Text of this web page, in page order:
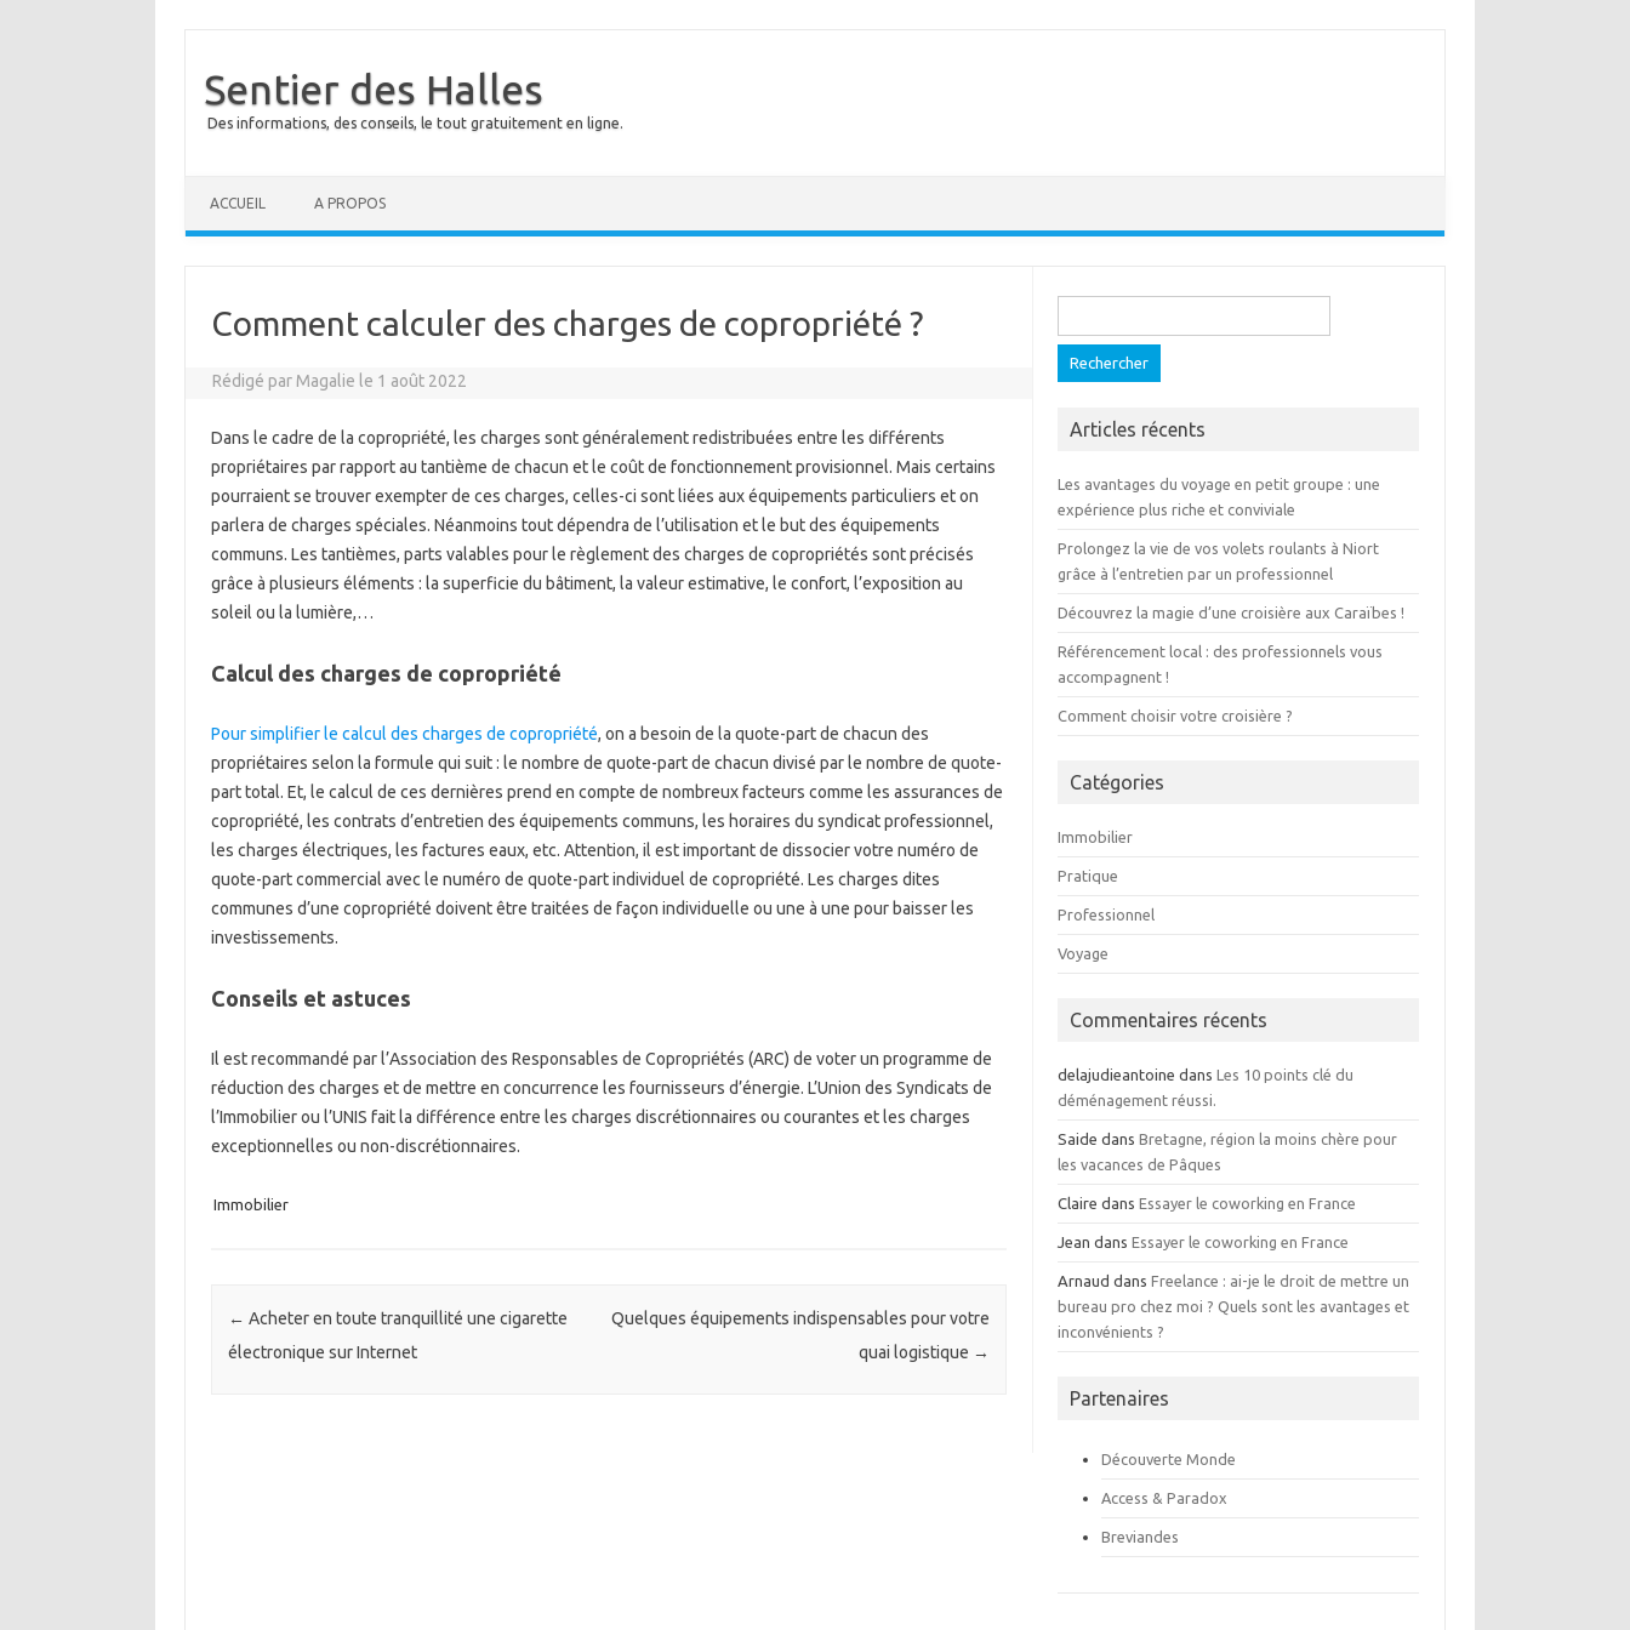
Sentier des Halles
Des informations, des conseils, le tout gratuitement en ligne.
ACCUEIL A PROPOS
Comment calculer des charges de copropriété ?
Rédigé par Magalie le 1 août 2022
Dans le cadre de la copropriété, les charges sont généralement redistribuées entre les différents
propriétaires par rapport au tantième de chacun et le coût de fonctionnement provisionnel. Mais certains
pourraient se trouver exempter de ces charges, celles-ci sont liées aux équipements particuliers et on
parlera de charges spéciales. Néanmoins tout dépendra de l’utilisation et le but des équipements
communs. Les tantièmes, parts valables pour le règlement des charges de copropriétés sont précisés
grâce à plusieurs éléments : la superficie du bâtiment, la valeur estimative, le confort, l’exposition au
soleil ou la lumière,…
Calcul des charges de copropriété
Pour simplifier le calcul des charges de copropriété, on a besoin de la quote-part de chacun des
propriétaires selon la formule qui suit : le nombre de quote-part de chacun divisé par le nombre de quote-
part total. Et, le calcul de ces dernières prend en compte de nombreux facteurs comme les assurances de
copropriété, les contrats d’entretien des équipements communs, les horaires du syndicat professionnel,
les charges électriques, les factures eaux, etc. Attention, il est important de dissocier votre numéro de
quote-part commercial avec le numéro de quote-part individuel de copropriété. Les charges dites
communes d’une copropriété doivent être traitées de façon individuelle ou une à une pour baisser les
investissements.
Conseils et astuces
Il est recommandé par l’Association des Responsables de Copropriétés (ARC) de voter un programme de
réduction des charges et de mettre en concurrence les fournisseurs d’énergie. L’Union des Syndicats de
l’Immobilier ou l’UNIS fait la différence entre les charges discrétionnaires ou courantes et les charges
exceptionnelles ou non-discrétionnaires.
Immobilier
Post navigation
← Acheter en toute tranquillité une cigarette
électronique sur Internet
Quelques équipements indispensables pour votre
quai logistique →
Articles récents
Les avantages du voyage en petit groupe : une
expérience plus riche et conviviale
Prolongez la vie de vos volets roulants à Niort
grâce à l’entretien par un professionnel
Découvrez la magie d’une croisière aux Caraïbes !
Référencement local : des professionnels vous
accompagnent !
Comment choisir votre croisière ?
Catégories
Immobilier
Pratique
Professionnel
Voyage
Commentaires récents
delajudieantoine dansLes 10 points clé du
déménagement réussi.
Saide dansBretagne, région la moins chère pour
les vacances de Pâques
Claire dansEssayer le coworking en France
Jean dansEssayer le coworking en France
Arnaud dansFreelance : ai-je le droit de mettre un
bureau pro chez moi ? Quels sont les avantages et
inconvénients ?
Partenaires
Découverte Monde
Access & Paradox
Breviandes